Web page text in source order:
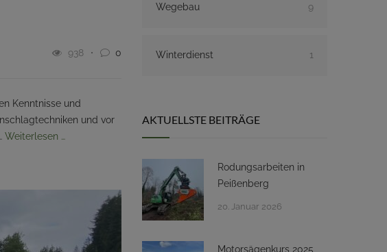
938 0
Kenntnisse und
und vor
Weiterlesen …
Wegebau 9
Winterdienst 1
AKTUELLSTE BEITRÄGE
Rodungsarbeiten in
Peißenberg
20. Januar 2026
Motorsägenkurs 2025